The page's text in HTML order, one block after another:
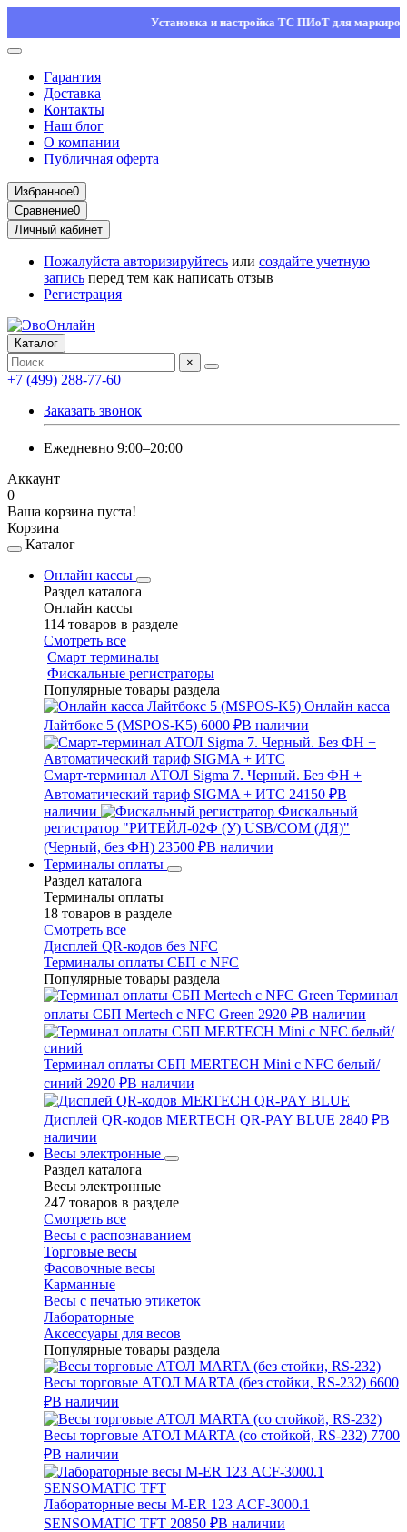
Установка и настройка ТС ПИоТ для маркировки —
Гарантия
Доставка
Контакты
Наш блог
О компании
Публичная оферта
Избранное0
Сравнение0
Личный кабинет
Пожалуйста авторизируйтесь или создайте учетную
запись перед тем как написать отзыв
Регистрация
Каталог
×
+7 (499) 288-77-60
Заказать звонок
Ежедневно 9:00–20:00
Аккаунт
0
Ваша корзина пуста!
Корзина
Каталог
Онлайн кассы
Раздел каталога
Онлайн кассы
114 товаров в разделе
Смотреть все
Смарт терминалы
Фискальные регистраторы
Популярные товары раздела
Онлайн касса
Лайтбокс 5 (MSPOS-K5) 6000 ₽В наличии
Смарт-терминал АТОЛ Sigma 7. Черный. Без ФН +
Автоматический тариф SIGMA + ИТС 24150 ₽В
наличии
Фискальный
регистратор "РИТЕЙЛ-02Ф (У) USB/COM (ДЯ)"
(Черный, без ФН) 23500 ₽В наличии
Терминалы оплаты
Раздел каталога
Терминалы оплаты
18 товаров в разделе
Смотреть все
Дисплей QR-кодов без NFC
Терминалы оплаты СБП с NFC
Популярные товары раздела
Терминал
оплаты СБП Mertech с NFC Green 2920 ₽В наличии
Терминал оплаты СБП MERTECH Mini с NFC белый/
синий 2920 ₽В наличии
Дисплей QR-кодов MERTECH QR-PAY BLUE 2840 ₽В
наличии
Весы электронные
Раздел каталога
Весы электронные
247 товаров в разделе
Смотреть все
Весы с распознаванием
Торговые весы
Фасовочные весы
Карманные
Весы с печатью этикеток
Лабораторные
Аксессуары для весов
Популярные товары раздела
Весы торговые АТОЛ MARTA (без стойки, RS-232) 6600
₽В наличии
Весы торговые АТОЛ MARTA (со стойкой, RS-232) 7700
₽В наличии
Лабораторные весы M-ER 123 АCF-3000.1
SENSOMATIC TFT 20850 ₽В наличии